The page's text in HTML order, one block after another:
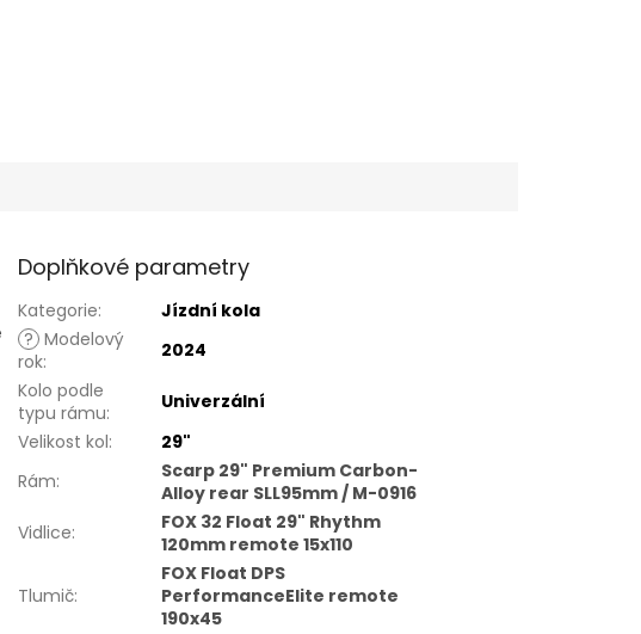
Doplňkové parametry
Kategorie:
Jízdní kola
? Modelový
rok:
2024
Kolo podle
typu rámu:
Univerzální
Velikost kol:
29"
Rám:
Scarp 29" Premium Carbon-
Alloy rear SLL95mm / M-0916
Vidlice:
FOX 32 Float 29" Rhythm
120mm remote 15x110
Tlumič:
FOX Float DPS
PerformanceElite remote
190x45